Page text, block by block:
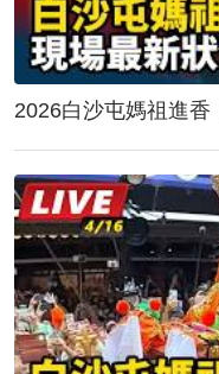
2026白沙屯媽祖進